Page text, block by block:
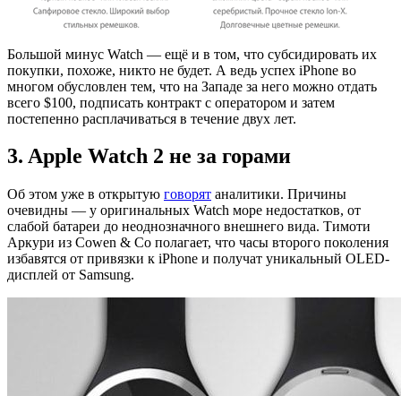
Большой минус Watch — ещё и в том, что субсидировать их
покупки, похоже, никто не будет. А ведь успех iPhone во
многом обусловлен тем, что на Западе за него можно отдать
всего $100, подписать контракт с оператором и затем
постепенно расплачиваться в течение двух лет.
3. Apple Watch 2 не за горами
Об этом уже в открытую говорят аналитики. Причины
очевидны — у оригинальных Watch море недостатков, от
слабой батареи до неоднозначного внешнего вида. Тимоти
Аркури из Cowen & Co полагает, что часы второго поколения
избавятся от привязки к iPhone и получат уникальный OLED-
дисплей от Samsung.